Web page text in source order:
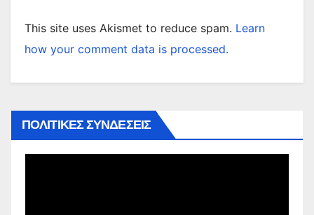
This site uses Akismet to reduce spam. Learn
how your comment data is processed.
ΠΟΛΙΤΙΚΕΣ ΣΥΝΔΕΣΕΙΣ